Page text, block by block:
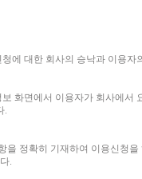
에 대한 회사의 승낙과 이용자
화면에서 이용자가 회사에서
.
정확히 기재하여 이용신청
.